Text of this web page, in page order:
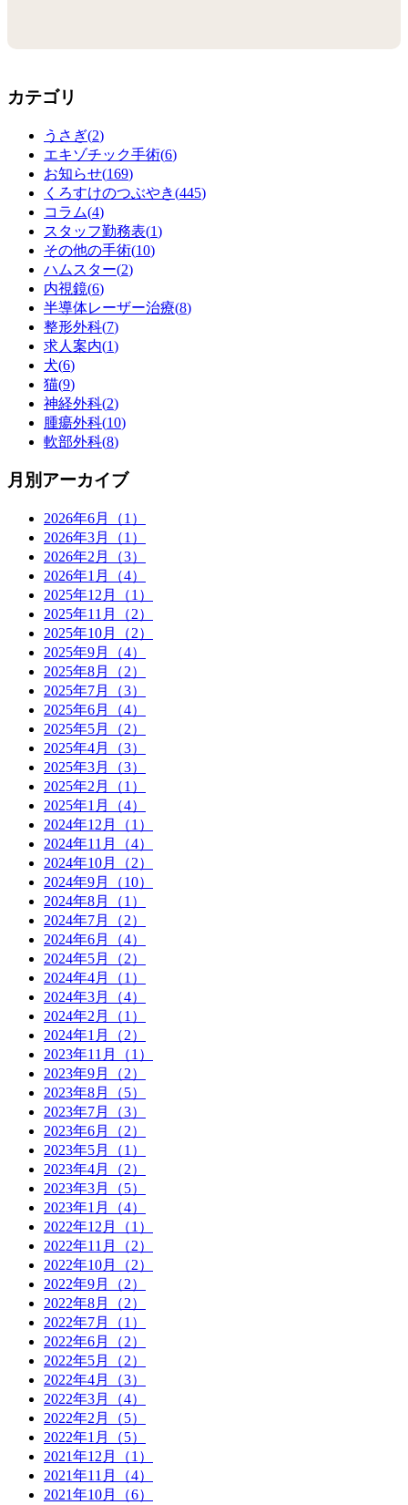
カテゴリ
うさぎ(2)
エキゾチック手術(6)
お知らせ(169)
くろすけのつぶやき(445)
コラム(4)
スタッフ勤務表(1)
その他の手術(10)
ハムスター(2)
内視鏡(6)
半導体レーザー治療(8)
整形外科(7)
求人案内(1)
犬(6)
猫(9)
神経外科(2)
腫瘍外科(10)
軟部外科(8)
月別アーカイブ
2026年6月（1）
2026年3月（1）
2026年2月（3）
2026年1月（4）
2025年12月（1）
2025年11月（2）
2025年10月（2）
2025年9月（4）
2025年8月（2）
2025年7月（3）
2025年6月（4）
2025年5月（2）
2025年4月（3）
2025年3月（3）
2025年2月（1）
2025年1月（4）
2024年12月（1）
2024年11月（4）
2024年10月（2）
2024年9月（10）
2024年8月（1）
2024年7月（2）
2024年6月（4）
2024年5月（2）
2024年4月（1）
2024年3月（4）
2024年2月（1）
2024年1月（2）
2023年11月（1）
2023年9月（2）
2023年8月（5）
2023年7月（3）
2023年6月（2）
2023年5月（1）
2023年4月（2）
2023年3月（5）
2023年1月（4）
2022年12月（1）
2022年11月（2）
2022年10月（2）
2022年9月（2）
2022年8月（2）
2022年7月（1）
2022年6月（2）
2022年5月（2）
2022年4月（3）
2022年3月（4）
2022年2月（5）
2022年1月（5）
2021年12月（1）
2021年11月（4）
2021年10月（6）